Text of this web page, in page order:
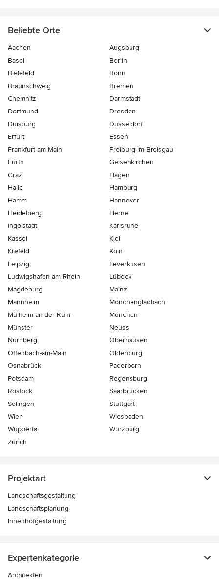
Beliebte Orte
Aachen
Augsburg
Basel
Berlin
Bielefeld
Bonn
Braunschweig
Bremen
Chemnitz
Darmstadt
Dortmund
Dresden
Duisburg
Düsseldorf
Erfurt
Essen
Frankfurt am Main
Freiburg-im-Breisgau
Fürth
Gelsenkirchen
Graz
Hagen
Halle
Hamburg
Hamm
Hannover
Heidelberg
Herne
Ingolstadt
Karlsruhe
Kassel
Kiel
Krefeld
Köln
Leipzig
Leverkusen
Ludwigshafen-am-Rhein
Lübeck
Magdeburg
Mainz
Mannheim
Mönchen­gladbach
Mülheim-an-der-Ruhr
München
Münster
Neuss
Nürnberg
Oberhausen
Offenbach-am-Main
Oldenburg
Osnabrück
Paderborn
Potsdam
Regensburg
Rostock
Saarbrücken
Solingen
Stuttgart
Wien
Wiesbaden
Wuppertal
Würzburg
Zürich
Projektart
Landschaftsgestaltung
Landschaftsplanung
Innenhofgestaltung
Expertenkategorie
Architekten